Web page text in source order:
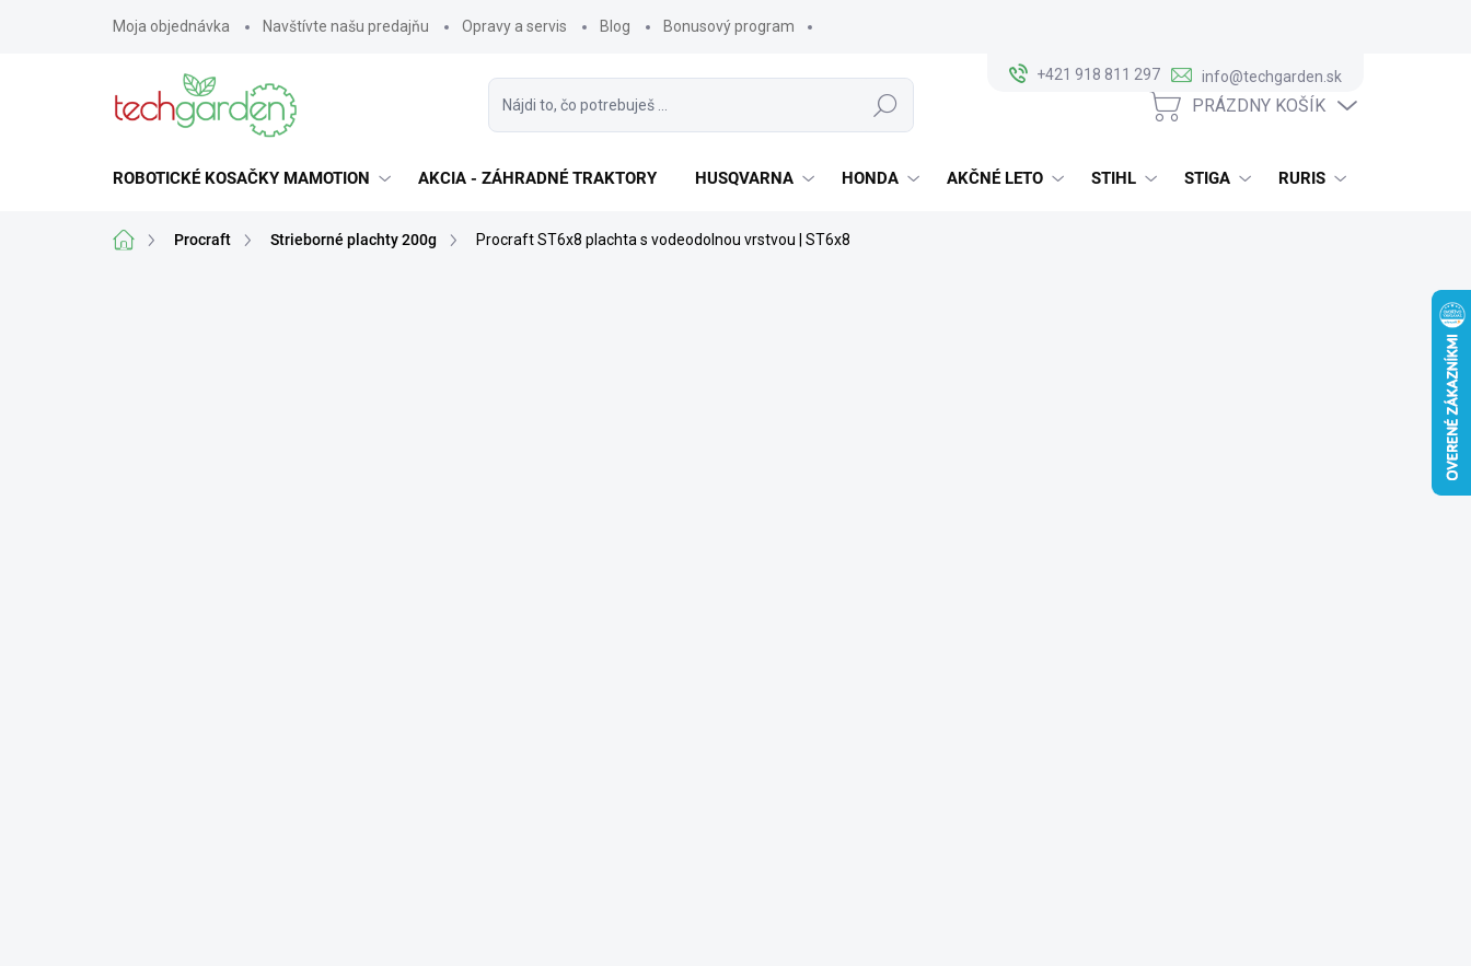
+421 918 811 297
info@techgarden.sk
Moja objednávka Navštívte našu predajňu Opravy a servis Blog Bonusový program
Hľadať
NÁKUPNÝ
PRÁZDNY KOŠÍK
ROBOTICKÉ KOSAČKY MAMOTION AKCIA - ZÁHRADNÉ TRAKTORY HUSQVARNA HONDA AKČNÉ LETO STIHL STIGA RURIS
DomovProcraft Strieborné plachty 200g Procraft ST6x8 plachta s vodeodolnou vrstvou | ST6x8